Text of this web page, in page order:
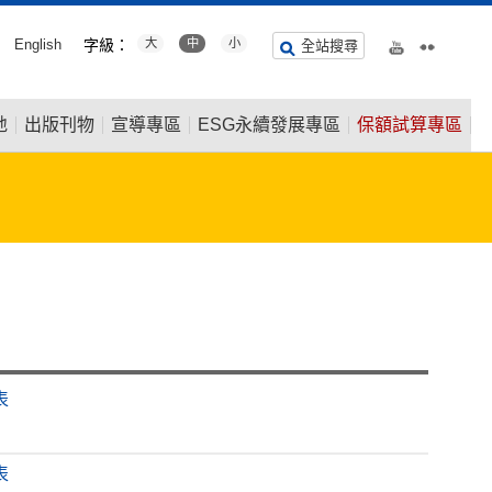
English 字級： 大 中 小 全站搜尋
出版刊物 宣導專區 ESG永續發展專區 保額試算專區